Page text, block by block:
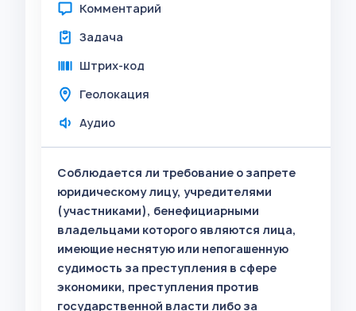
Комментарий
Задача
Штрих-код
Геолокация
Аудио
Соблюдается ли требование о запрете
юридическому лицу, учредителями
(участниками), бенефициарными
владельцами которого являются лица,
имеющие неснятую или непогашенную
судимость за преступления в сфере
экономики, преступления против
государственной власти либо за